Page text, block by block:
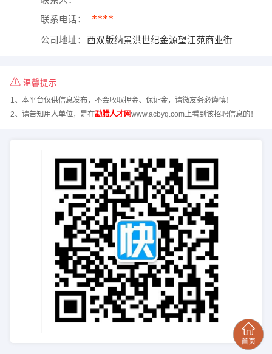
联系电话： ****
公司地址： 西双版纳景洪世纪金源望江苑商业街
温馨提示
1、本平台仅供信息发布，不会收取押金、保证金，请微友务必谨慎！
2、请告知用人单位，是在勐腊人才网www.acbyq.com上看到该招聘信息的！